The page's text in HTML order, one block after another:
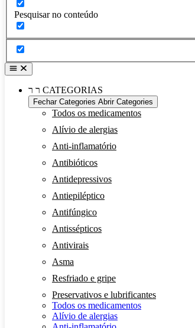
Pesquisar no conteúdo
CATEGORIAS
Fechar Categories Abrir Categories
Todos os medicamentos
Alívio de alergias
Anti-inflamatório
Antibióticos
Antidepressivos
Antiepiléptico
Antifúngico
Antissépticos
Antivirais
Asma
Resfriado e gripe
Preservativos e lubrificantes
Todos os medicamentos
Alívio de alergias